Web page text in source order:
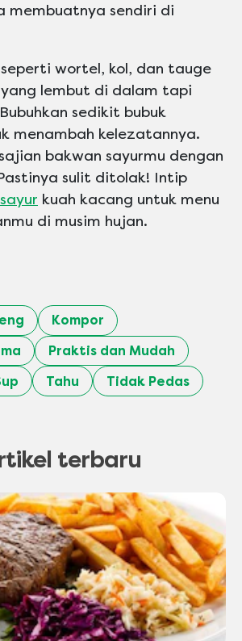
membuatnya sendiri di
wortel, kol, dan tauge
lembut di dalam tapi
sedikit bubuk
menambah kelezatannya.
bakwan sayurmu dengan
sulit ditolak! Intip
kuah kacang untuk menu
di musim hujan.
Kompor
Praktis dan Mudah
Tahu
Tidak Pedas
terbaru